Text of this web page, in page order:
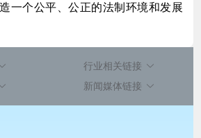
一个公平、公正的法制环境和发展
行业相关链接
新闻媒体链接